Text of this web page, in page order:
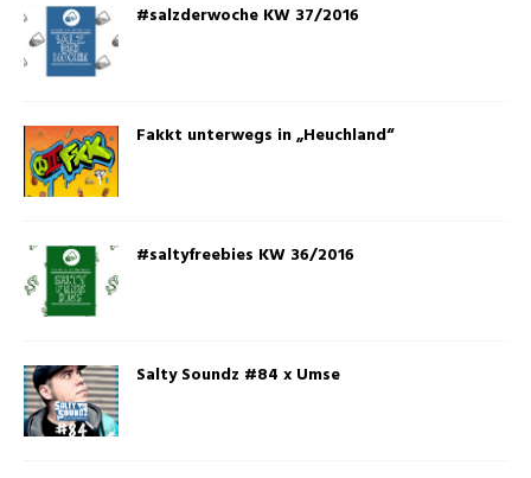
#salzderwoche KW 37/2016
Fakkt unterwegs in „Heuchland“
#saltyfreebies KW 36/2016
Salty Soundz #84 x Umse